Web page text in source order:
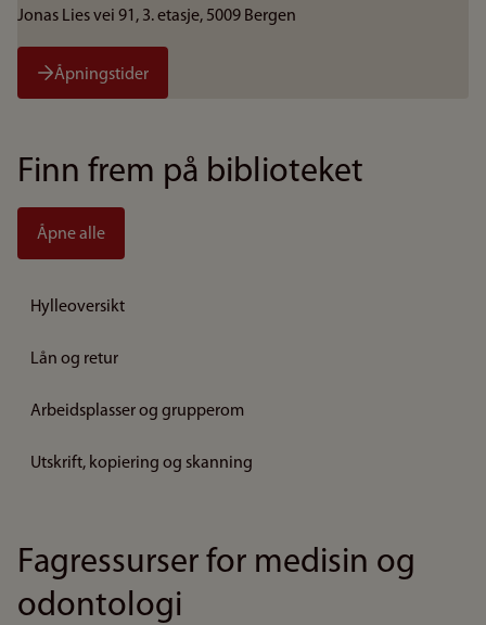
Jonas Lies vei 91, 3. etasje, 5009 Bergen
Åpningstider
Finn frem på biblioteket
Åpne alle
Hylleoversikt
Lån og retur
Arbeidsplasser og grupperom
Utskrift, kopiering og skanning
Fagressurser for medisin og
odontologi